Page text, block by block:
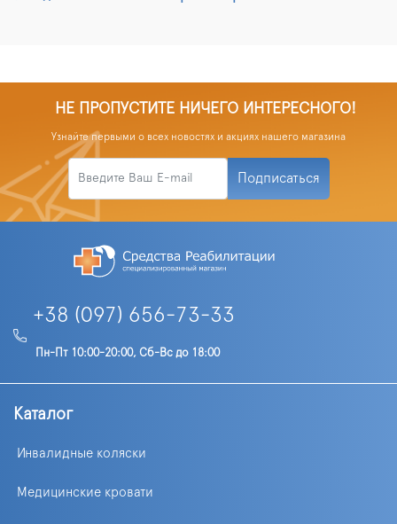
НЕ ПРОПУСТИТЕ НИЧЕГО ИНТЕРЕСНОГО!
Узнайте первыми о всех новостях и акциях нашего магазина
Подписаться
+38 (097) 656-73-33
Пн-Пт 10:00-20:00, Сб-Вс до 18:00
Каталог
Инвалидные коляски
Медицинские кровати